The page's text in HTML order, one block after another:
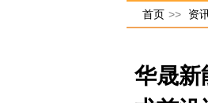
首页 >> 资
华晟新